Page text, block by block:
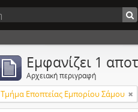
Εμφανίζει 1
Αρχειακή περιγραφή
Τμήμα Εποπτείας Εμπορίου Σάμου